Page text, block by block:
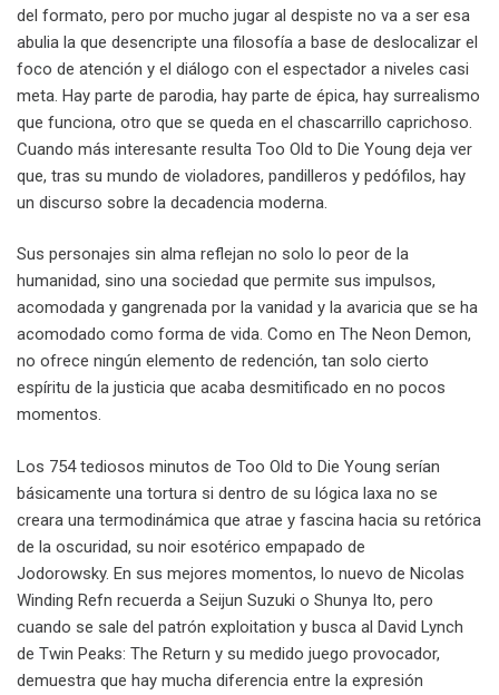
del formato, pero por mucho jugar al despiste no va a ser esa
abulia la que desencripte una filosofía a base de deslocalizar el
foco de atención y el diálogo con el espectador a niveles casi
meta. Hay parte de parodia, hay parte de épica, hay surrealismo
que funciona, otro que se queda en el chascarrillo caprichoso.
Cuando más interesante resulta Too Old to Die Young deja ver
que, tras su mundo de violadores, pandilleros y pedófilos, hay
un discurso sobre la decadencia moderna.
Sus personajes sin alma reflejan no solo lo peor de la
humanidad, sino una sociedad que permite sus impulsos,
acomodada y gangrenada por la vanidad y la avaricia que se ha
acomodado como forma de vida. Como en The Neon Demon,
no ofrece ningún elemento de redención, tan solo cierto
espíritu de la justicia que acaba desmitificado en no pocos
momentos.
Los 754 tediosos minutos de Too Old to Die Young serían
básicamente una tortura si dentro de su lógica laxa no se
creara una termodinámica que atrae y fascina hacia su retórica
de la oscuridad, su noir esotérico empapado de
Jodorowsky. En sus mejores momentos, lo nuevo de Nicolas
Winding Refn recuerda a Seijun Suzuki o Shunya Ito, pero
cuando se sale del patrón exploitation y busca al David Lynch
de Twin Peaks: The Return y su medido juego provocador,
demuestra que hay mucha diferencia entre la expresión